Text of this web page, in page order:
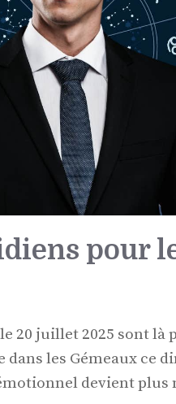
pour
20 juillet 2025 sont là
dans les Gémeaux ce
devient